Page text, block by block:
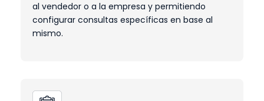
al vendedor o a la empresa y permitiendo
configurar consultas específicas en base al
mismo.